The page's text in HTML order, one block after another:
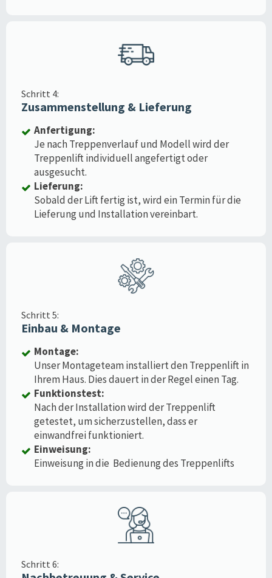
Schritt 4:
Zusammenstellung & Lieferung
Anfertigung:
Je nach Treppenverlauf und Modell wird der
Treppenlift individuell angefertigt oder
ausgesucht.
Lieferung:
Sobald der Lift fertig ist, wird ein Termin für die
Lieferung und Installation vereinbart.
Schritt 5:
Einbau & Montage
Montage:
Unser Montageteam installiert den Treppenlift in
Ihrem Haus. Dies dauert in der Regel einen Tag.
Funktionstest:
Nach der Installation wird der Treppenlift
getestet, um sicherzustellen, dass er
einwandfrei funktioniert.
Einweisung:
Einweisung in die Bedienung des Treppenlifts
Schritt 6: